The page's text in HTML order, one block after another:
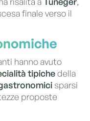
finale verso il
hanno avuto
tipichedella
sparsi
proposte